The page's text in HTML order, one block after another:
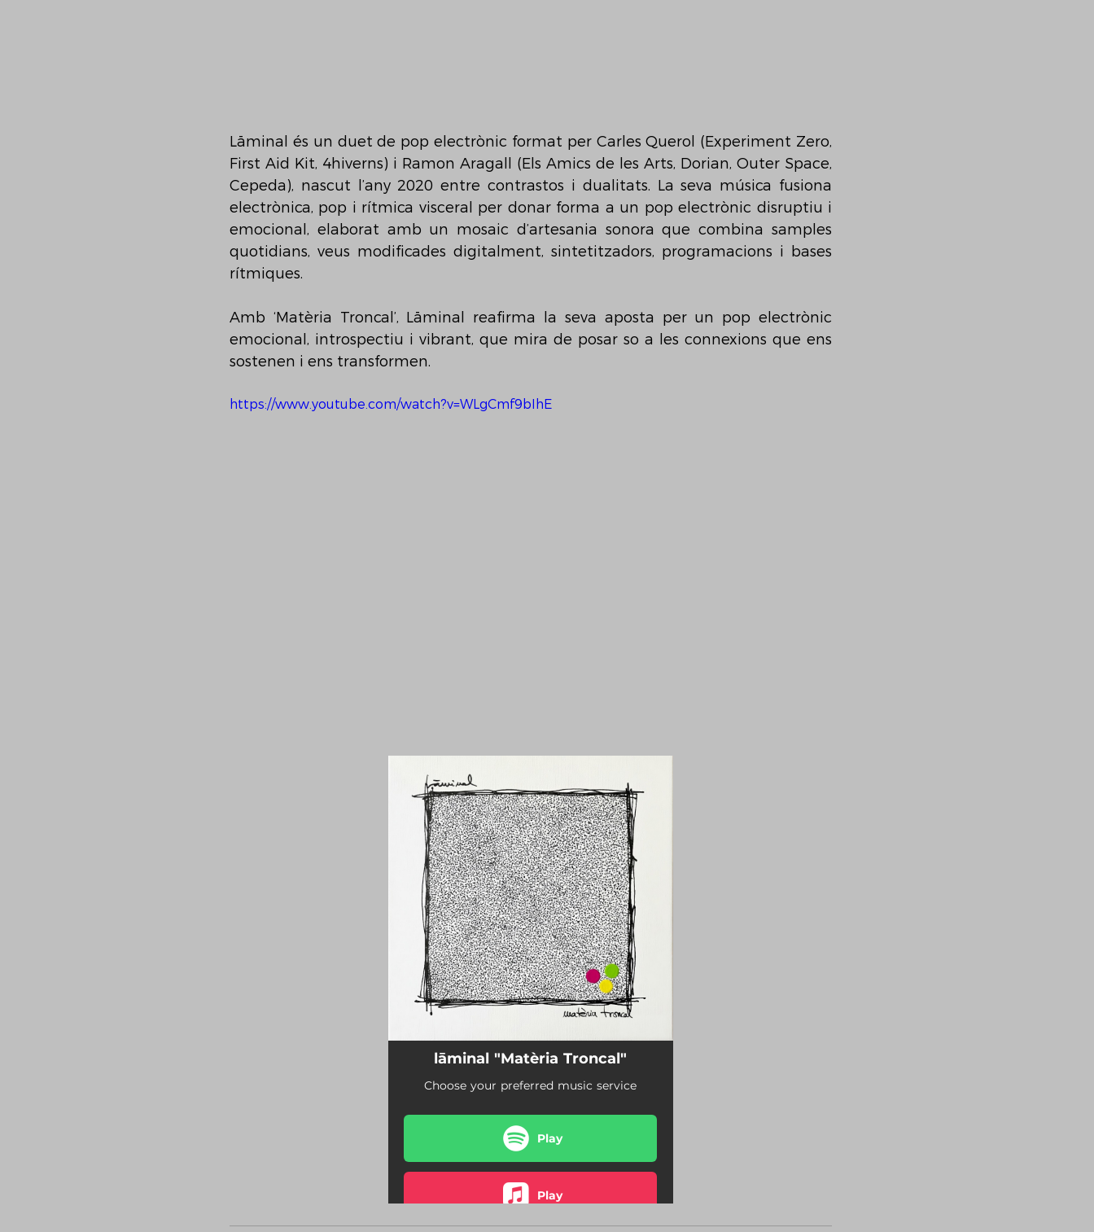
Lāminal és un duet de pop electrònic format per Carles Querol (Experiment Zero,
First Aid Kit, 4hiverns) i Ramon Aragall (Els Amics de les Arts, Dorian, Outer Space,
Cepeda), nascut l’any 2020 entre contrastos i dualitats. La seva música fusiona
electrònica, pop i rítmica visceral per donar forma a un pop electrònic disruptiu i
emocional, elaborat amb un mosaic d’artesania sonora que combina samples
quotidians, veus modificades digitalment, sintetitzadors, programacions i bases
rítmiques.
Amb ‘Matèria Troncal’, Lāminal reafirma la seva aposta per un pop electrònic
emocional, introspectiu i vibrant, que mira de posar so a les connexions que ens
sostenen i ens transformen.
https://www.youtube.com/watch?v=WLgCmf9bIhE